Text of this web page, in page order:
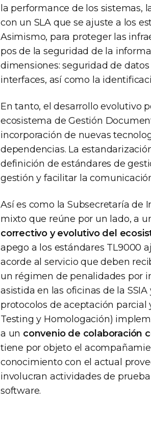
la performance de los sistemas,
con un SLA que se ajuste a los
Asimismo, para proteger las
pos de la seguridad de la
dimensiones: seguridad de
interfaces, así como la
En tanto, el desarrollo evolutivo
ecosistema de Gestión
incorporación de nuevas
dependencias. La
definición de estándares de
gestión y facilitar la
Así es como la Subsecretaría de
mixto que reúne por un lado, a
correctivo y evolutivo del
apego a los estándares TL9000
acorde al servicio que deben
un régimen de penalidades por
asistida en las oficinas de la
protocolos de aceptación parcial
Testing y Homologación)
a un convenio de colaboración
tiene por objeto el
conocimiento con el actual
involucran actividades de
software.